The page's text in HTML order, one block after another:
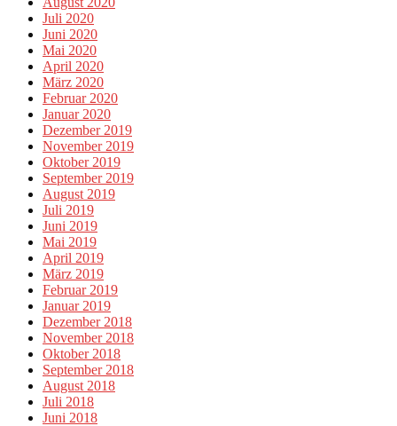
Juli 2020
Juni 2020
Mai 2020
April 2020
März 2020
Februar 2020
Januar 2020
Dezember 2019
November 2019
Oktober 2019
September 2019
August 2019
Juli 2019
Juni 2019
Mai 2019
April 2019
März 2019
Februar 2019
Januar 2019
Dezember 2018
November 2018
Oktober 2018
September 2018
August 2018
Juli 2018
Juni 2018